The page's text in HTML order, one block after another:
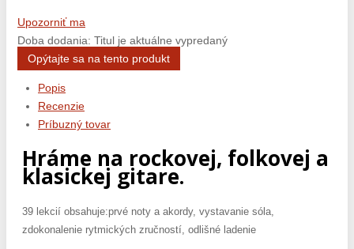
Upozorniť ma
Doba dodania: Titul je aktuálne vypredaný
Opýtajte sa na tento produkt
Popis
Recenzie
Príbuzný tovar
Hráme na rockovej, folkovej a
klasickej gitare.
39 lekcií obsahuje:prvé noty a akordy, vystavanie sóla,
zdokonalenie rytmických zručností, odlišné ladenie